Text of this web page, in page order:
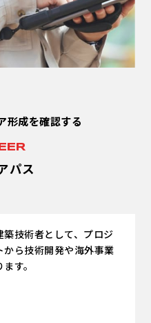
形成を確認する
パス
技術者として、プロジ
ら技術開発や海外事業
す。